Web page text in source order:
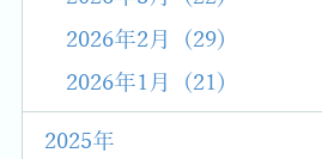
2026年2月 (29)
2026年1月 (21)
2025年